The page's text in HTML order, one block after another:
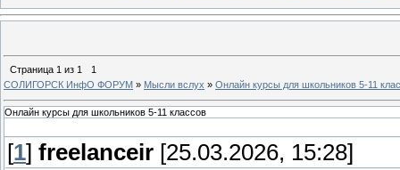
Страница 1 из 1
1
СОЛИГОРСК ИнфО ФОРУМ » Мысли вслух » Онлайн курсы для школьников 5-11
Онлайн курсы для школьников 5-11 классов
[1] freelanceir [25.03.2026, 15:28]